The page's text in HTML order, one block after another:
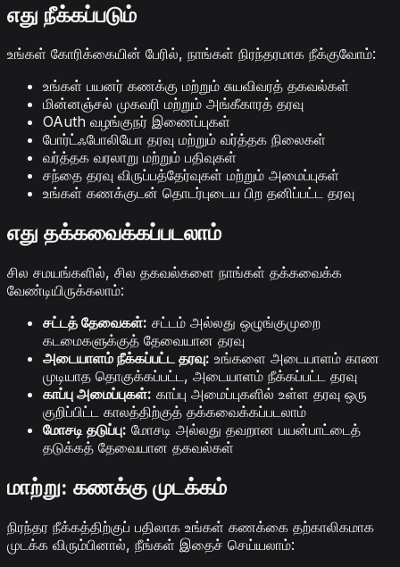
எது நீக்கப்படும்
உங்கள் கோரிக்கையின் பேரில், நாங்கள் நிரந்தரமாக நீக்குவோம்:
உங்கள் பயனர் கணக்கு மற்றும் சுயவிவரத் தகவல்கள்
மின்னஞ்சல் முகவரி மற்றும் அங்கீகாரத் தரவு
OAuth வழங்குநர் இணைப்புகள்
போர்ட்ஃபோலியோ தரவு மற்றும் வர்த்தக நிலைகள்
வர்த்தக வரலாறு மற்றும் பதிவுகள்
சந்தை தரவு விருப்பத்தேர்வுகள் மற்றும் அமைப்புகள்
உங்கள் கணக்குடன் தொடர்புடைய பிற தனிப்பட்ட தரவு
எது தக்கவைக்கப்படலாம்
சில சமயங்களில், சில தகவல்களை நாங்கள் தக்கவைக்க
வேண்டியிருக்கலாம்:
சட்டத் தேவைகள்: சட்டம் அல்லது ஒழுங்குமுறை
கடமைகளுக்குத் தேவையான தரவு
அடையாளம் நீக்கப்பட்ட தரவு: உங்களை அடையாளம் காண
முடியாத தொகுக்கப்பட்ட, அடையாளம் நீக்கப்பட்ட தரவு
காப்பு அமைப்புகள்: காப்பு அமைப்புகளில் உள்ள தரவு ஒரு
குறிப்பிட்ட காலத்திற்குத் தக்கவைக்கப்படலாம்
மோசடி தடுப்பு: மோசடி அல்லது தவறான பயன்பாட்டைத்
தடுக்கத் தேவையான தகவல்கள்
மாற்று: கணக்கு முடக்கம்
நிரந்தர நீக்கத்திற்குப் பதிலாக உங்கள் கணக்கை தற்காலிகமாக
முடக்க விரும்பினால், நீங்கள் இதைச் செய்யலாம்: